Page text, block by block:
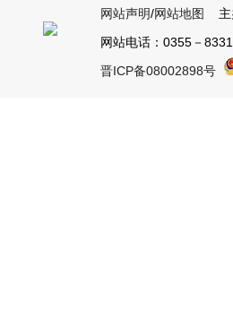
网站声明/网站地图
主
网站电话：0355－
晋ICP备08002898号